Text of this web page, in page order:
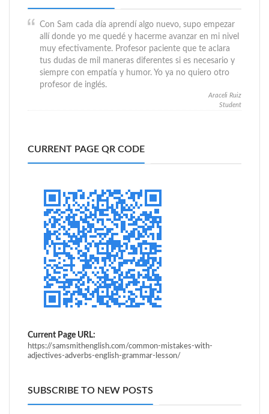
Con Sam cada día aprendí algo nuevo, supo empezar
allí donde yo me quedé y hacerme avanzar en mi nivel
muy efectivamente. Profesor paciente que te aclara
tus dudas de mil maneras diferentes si es necesario y
siempre con empatía y humor. Yo ya no quiero otro
profesor de inglés.
Araceli Ruiz
Student
CURRENT PAGE QR CODE
Current Page URL:
https://samsmithenglish.com/common-mistakes-with-
adjectives-adverbs-english-grammar-lesson/
SUBSCRIBE TO NEW POSTS